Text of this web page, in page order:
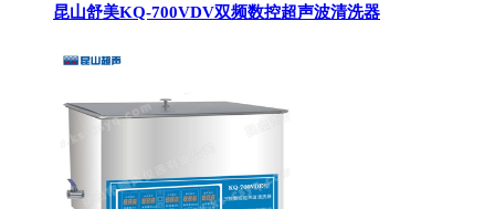
昆山舒美KQ-700VDV双频数控超声波清洗器